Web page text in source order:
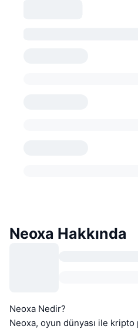
Neoxa Hakkında
Neoxa Nedir?
Neoxa, oyun dünyası ile